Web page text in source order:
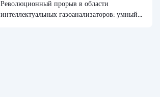
Революционный прорыв в области
интеллектуальных газоанализаторов: умный